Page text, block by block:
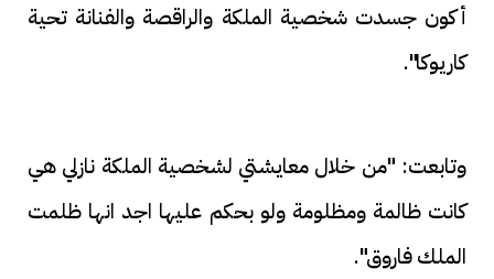
أكون جسدت شخصية الملكة والراقصة والفنانة تحية
كاريوكا".
وتابعت: "من خلال معايشتي لشخصية الملكة نازلي هي
كانت ظالمة ومظلومة ولو بحكم عليها اجد انها ظلمت
الملك فاروق".